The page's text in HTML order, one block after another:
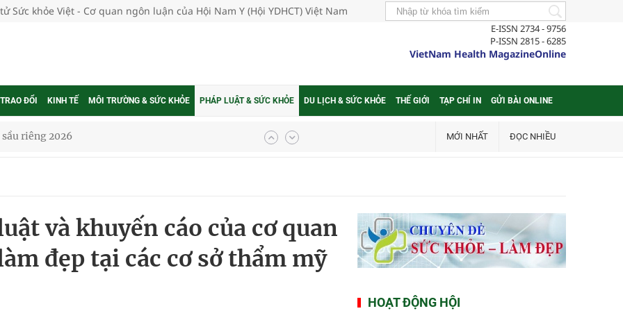
Sức khỏe Việt - Cơ quan ngôn luận của Hội Nam Y (Hội YDHCT) Việt Nam
E-ISSN 2734 - 9756
P-ISSN 2815 - 6285
VietNam Health MagazineOnline
ĐỔI KINH TẾ MÔI TRƯỜNG & SỨC KHỎE PHÁP LUẬT & SỨC KHỎE DU LỊCH & SỨC KHỎE THẾ GIỚI TẠP CHÍ IN GỬI BÀI ONLINE
cấp cứu, điều trị đột quỵ
rải rác.
triển nguồn nhân lực thời kỳ mới
Slimaura Care x3 trên 2 sàn thương mại điện tử
MỚI NHẤT ĐỌC NHIỀU
và khuyến cáo của cơ quan
đẹp tại các cơ sở thẩm mỹ
HOẠT ĐỘNG HỘI